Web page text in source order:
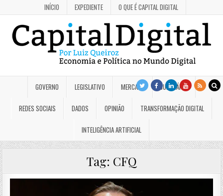
INÍCIO EXPEDIENTE O QUE É CAPITAL DIGITAL
GOVERNO LEGISLATIVO MERCADO JUDICIÁRIO
REDES SOCIAIS DADOS OPINIÃO TRANSFORMAÇÃO DIGITAL
INTELIGÊNCIA ARTIFICIAL
Tag: CFQ